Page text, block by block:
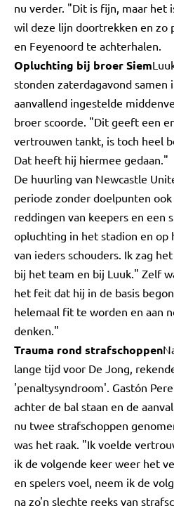
nu verder. "Dit is fijn, maar het
wil deze lijn doortrekken en zo
en Feyenoord te achterhalen.
Opluchting bij broer Siem
stonden zaterdagavond samen
aanvallend ingestelde
broer scoorde. "Dit geeft een
vertrouwen tankt, is toch heel
Dat heeft hij hiermee gedaan."
De huurling van Newcastle
periode zonder doelpunten
reddingen van keepers en een
opluchting in het stadion en op
van ieders schouders. Ik zag
bij het team en bij Luuk." Zelf
het feit dat hij in de basis
helemaal fit te worden en aan
denken."
Trauma rond strafschoppen
lange tijd voor De Jong,
'penaltysyndroom'. Gastón
achter de bal staan en de
nu twee strafschoppen
was het raak. "Ik voelde
ik de volgende keer weer het
en spelers voel, neem ik de
na zo'n slechte reeks van